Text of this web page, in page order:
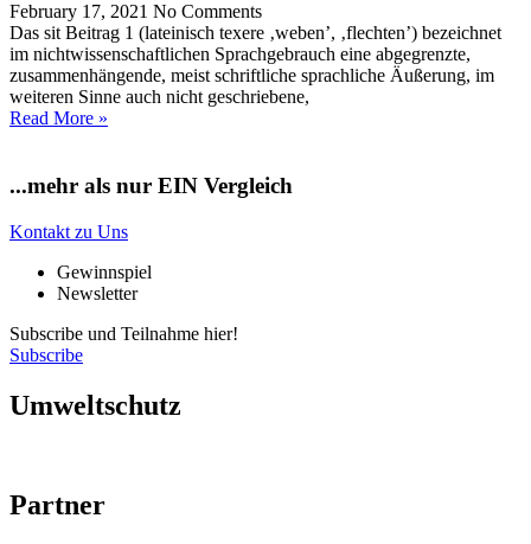
February 17, 2021 No Comments
Das sit Beitrag 1 (lateinisch texere ‚weben’, ‚flechten’) bezeichnet
im nichtwissenschaftlichen Sprachgebrauch eine abgegrenzte,
zusammenhängende, meist schriftliche sprachliche Äußerung, im
weiteren Sinne auch nicht geschriebene,
Read More »
...mehr als nur EIN Vergleich
Kontakt zu Uns
Gewinnspiel
Newsletter
Subscribe und Teilnahme hier!
Subscribe
Umweltschutz
Partner